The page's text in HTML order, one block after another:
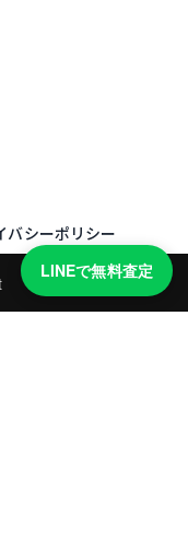
バシーポリシー
LINEで無料査定